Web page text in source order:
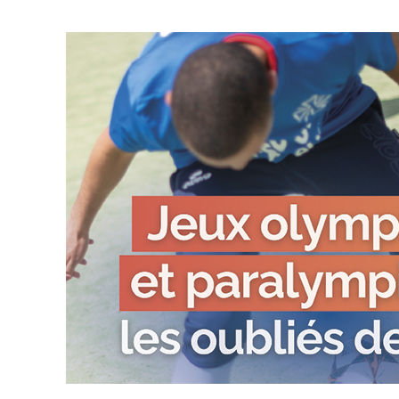
Information aux personnes exilées. #Invisibles : Traite